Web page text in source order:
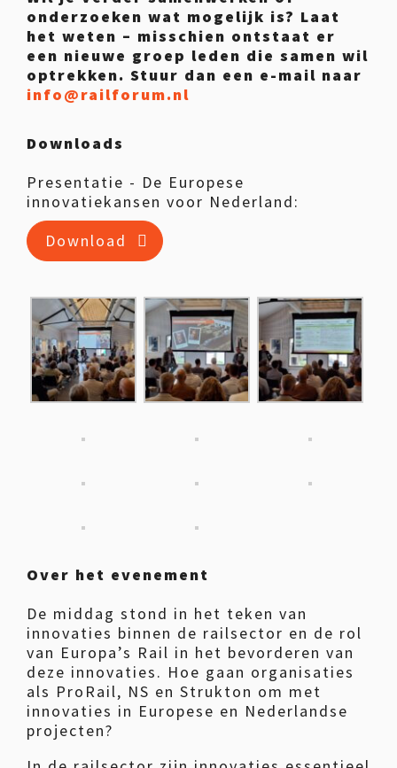
onderzoeken wat mogelijk is? Laat
het weten – misschien ontstaat er
een nieuwe groep leden die samen wil
optrekken. Stuur dan een e-mail naar
info@railforum.nl
Downloads
Presentatie - De Europese
innovatiekansen voor Nederland:
Download
Over het evenement
De middag stond in het teken van
innovaties binnen de railsector en de rol
van Europa’s Rail in het bevorderen van
deze innovaties. Hoe gaan organisaties
als ProRail, NS en Strukton om met
innovaties in Europese en Nederlandse
projecten?